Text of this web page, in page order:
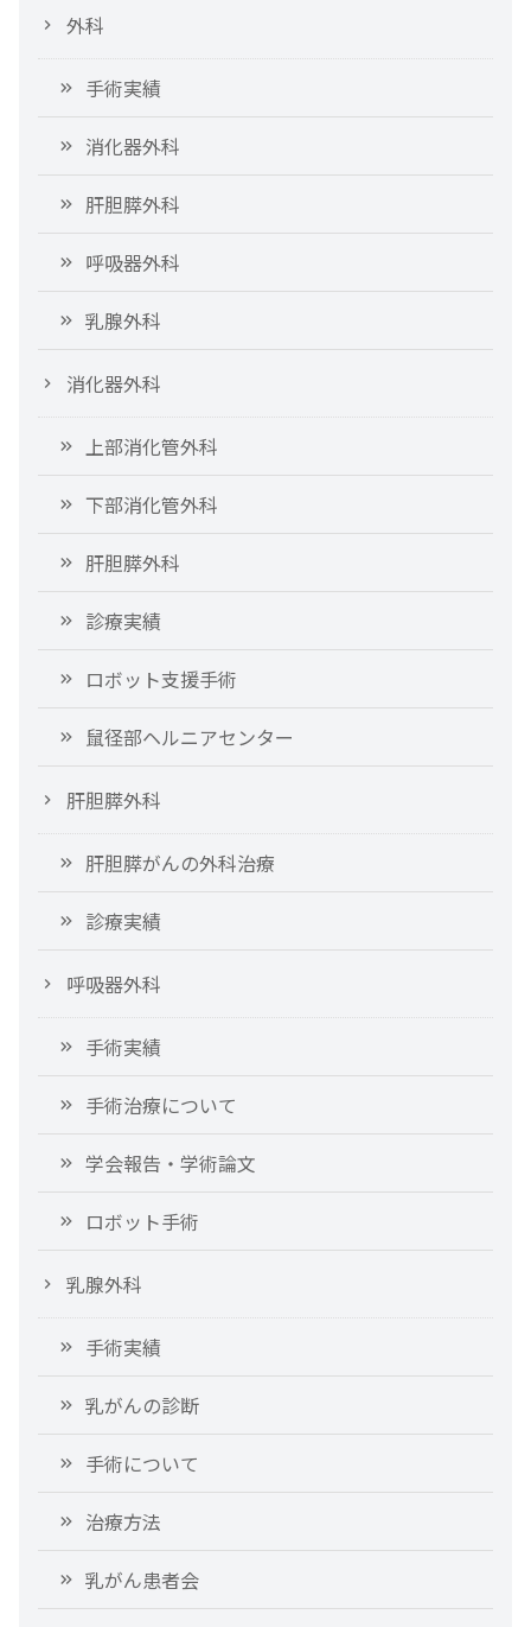
外科
手術実績
消化器外科
肝胆膵外科
呼吸器外科
乳腺外科
消化器外科
上部消化管外科
下部消化管外科
肝胆膵外科
診療実績
ロボット支援手術
鼠径部ヘルニアセンター
肝胆膵外科
肝胆膵がんの外科治療
診療実績
呼吸器外科
手術実績
手術治療について
学会報告・学術論文
ロボット手術
乳腺外科
手術実績
乳がんの診断
手術について
治療方法
乳がん患者会